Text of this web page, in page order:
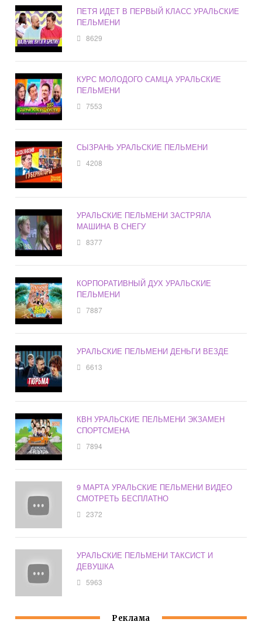
ПЕТЯ ИДЕТ В ПЕРВЫЙ КЛАСС УРАЛЬСКИЕ
ПЕЛЬМЕНИ
8629
КУРС МОЛОДОГО САМЦА УРАЛЬСКИЕ
ПЕЛЬМЕНИ
7553
СЫЗРАНЬ УРАЛЬСКИЕ ПЕЛЬМЕНИ
4208
УРАЛЬСКИЕ ПЕЛЬМЕНИ ЗАСТРЯЛА
МАШИНА В СНЕГУ
8377
КОРПОРАТИВНЫЙ ДУХ УРАЛЬСКИЕ
ПЕЛЬМЕНИ
7887
УРАЛЬСКИЕ ПЕЛЬМЕНИ ДЕНЬГИ ВЕЗДЕ
6613
КВН УРАЛЬСКИЕ ПЕЛЬМЕНИ ЭКЗАМЕН
СПОРТСМЕНА
7894
9 МАРТА УРАЛЬСКИЕ ПЕЛЬМЕНИ ВИДЕО
СМОТРЕТЬ БЕСПЛАТНО
2372
УРАЛЬСКИЕ ПЕЛЬМЕНИ ТАКСИСТ И
ДЕВУШКА
5963
Реклама